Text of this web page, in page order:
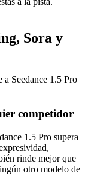
Sora y
Seedance 1.5 Pro
competidor
1.5 Pro supera
rinde mejor que
otro modelo de